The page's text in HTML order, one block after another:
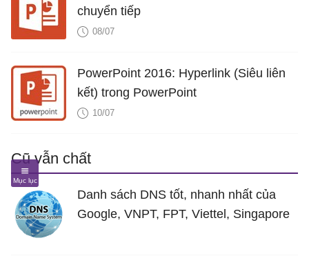
chuyển tiếp
08/07
PowerPoint 2016: Hyperlink (Siêu liên
kết) trong PowerPoint
10/07
Cũ vẫn chất
Danh sách DNS tốt, nhanh nhất của
Google, VNPT, FPT, Viettel, Singapore